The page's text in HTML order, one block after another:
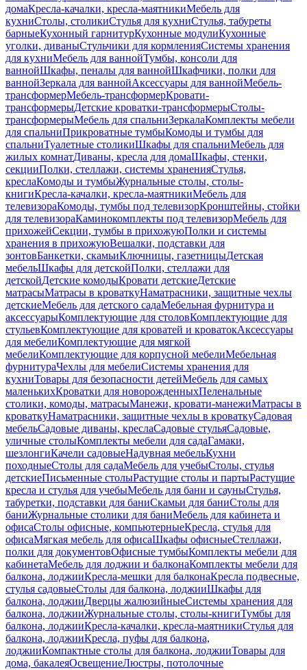
домаКресла-качалки, кресла-маятникиМебель для
кухниСтолы, столикиСтулья для кухниСтулья, табуреты
барныеКухонный гарнитурКухонные модулиКухонные
уголки, диваныСтульчики для кормленияСистемы хранения
для кухниМебель для ваннойТумбы, консоли для
ваннойШкафы, пеналы для ваннойШкафчики, полки для
ваннойЗеркала для ваннойАксессуары для ваннойМебель-
трансформерМебель-трансформерКровати-
трансформерыДетские кроватки-трансформерыСтолы-
трансформерыМебель для спальниЗеркалаКомплекты мебели
для спальниПрикроватные тумбыКомоды и тумбы для
спальниТуалетные столикиШкафы для спальниМебель для
жилых комнатДиваны, кресла для домаШкафы, стенки,
секцииПолки, стеллажи, системы храненияСтулья,
креслаКомоды и тумбыЖурнальные столы, столы-
книгиКресла-качалки, кресла-маятникиМебель для
телевизораКомоды, тумбы под телевизорКронштейны, стойки
для телевизораКаминокомплекты под телевизорМебель для
прихожейСекции, тумбы в прихожуюПолки и системы
хранения в прихожуюВешалки, подставки для
зонтовБанкетки, скамьиКлючницы, газетницыДетская
мебельШкафы для детскойПолки, стеллажи для
детскойДетские комодыКровати детскиеДетские
матрасыМатрасы в кроваткуНаматрасники, защитные чехлы
детскиеМебель для детского садаМебельная фурнитура и
аксессуарыКомплектующие для столовКомплектующие для
стульевКомплектующие для кроватей и кроватокАксессуары
для мебелиКомплектующие для мягкой
мебелиКомплектующие для корпусной мебелиМебельная
фурнитураЧехлы для мебелиСистемы хранения для
кухниТовары для безопасности детейМебель для самых
маленькихКроватки для новорожденныхПеленальные
столики, комоды, матрасыМанежи, кровати-манежиМатрасы в
кроваткуНаматрасники, защитные чехлы в кроваткуСадовая
мебельСадовые диваны, креслаСадовые стульяСадовые,
уличные столыКомплекты мебели для садаГамаки,
шезлонгиКачели садовыеНадувная мебельКухни
походныеСтолы для садаМебель для учебыСтолы, стулья
детскиеПисьменные столыРастущие столы и партыРастущие
кресла и стулья для учебыМебель для бани и сауныСтулья,
табуретки, подставки для баниСкамьи для баниСтолы для
баниЖурнальные столики для баниМебель для кабинета и
офисаСтолы офисные, компьютерныеКресла, стулья для
офисаМягкая мебель для офисаШкафы офисныеСтеллажи,
полки для документовОфисные тумбыКомплекты мебели для
кабинетаМебель для лоджии и балконаКомплекты мебели для
балкона, лоджииКресла-мешки для балконаКресла подвесные,
стулья садовыеСтолы для балкона, лоджииШкафы для
балкона, лоджииДверцы жалюзийныеСистемы хранения для
балкона, лоджииЖурнальные столы, столы-книгиТумбы для
балкона, лоджииКресла-качалки, кресла-маятникиСтулья для
балкона, лоджииКресла, пуфы для балкона,
лоджииКомпактные столы для балкона, лоджииТовары для
дома, бакалеяОсвещениеЛюстры, потолочные